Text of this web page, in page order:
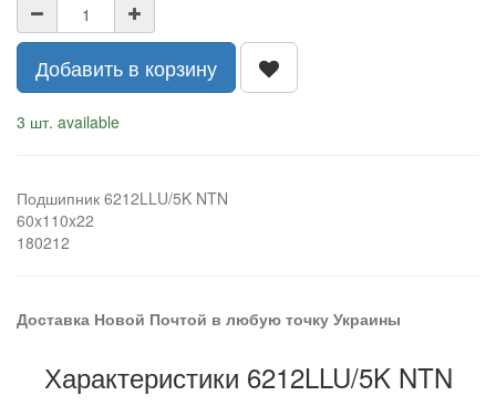
Добавить в корзину
3 шт. available
Подшипник 6212LLU/5K NTN
60x110x22
180212
Доставка Новой Почтой в любую точку Украины
Характеристики 6212LLU/5K NTN